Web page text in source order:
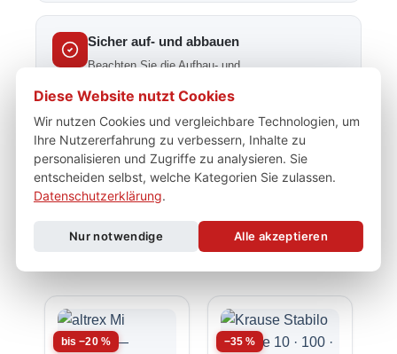
Sicher auf- und abbauen
Beachten Sie die Aufbau- und
Persönliche Fachberatung
+49 2247 9029252 · Mo–Fr 8–17 Uhr — wir helfen
bei der Auswahl.
bis −20 % −35 %
Diese Website nutzt Cookies
Wir nutzen Cookies und vergleichbare Technologien, um
Ihre Nutzererfahrung zu verbessern, Inhalte zu
personalisieren und Zugriffe zu analysieren. Sie
entscheiden selbst, welche Kategorien Sie zulassen.
Datenschutzerklärung.
Nur notwendige Alle akzeptieren